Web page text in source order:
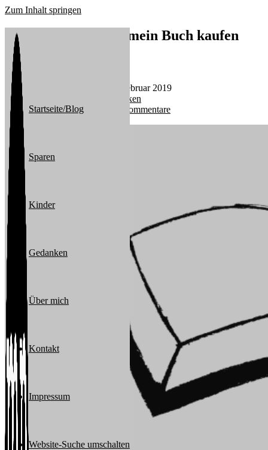
Zum Inhalt springen
Startseite/Blog
Sparen
Kinder
Gedanken
Über mich
Kontakt
Impressum
Website-Suche umschalten
Warum keiner hier mein Buch kaufen
sollte
5. Februar 2019
Gedanken
Beitrags-Kommentare:
0 Kommentare